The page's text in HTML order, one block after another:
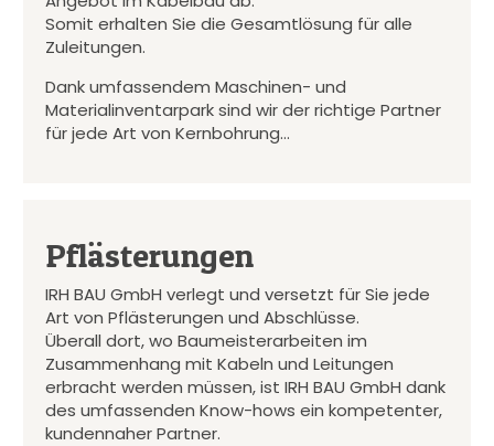
Somit erhalten Sie die Gesamtlösung für alle
Zuleitungen.
Dank umfassendem Maschinen- und
Materialinventarpark sind wir der richtige Partner
für jede Art von Kernbohrung…
Pflästerungen
IRH BAU GmbH verlegt und versetzt für Sie jede
Art von Pflästerungen und Abschlüsse.
Überall dort, wo Baumeisterarbeiten im
Zusammenhang mit Kabeln und Leitungen
erbracht werden müssen, ist IRH BAU GmbH dank
des umfassenden Know-hows ein kompetenter,
kundennaher Partner.